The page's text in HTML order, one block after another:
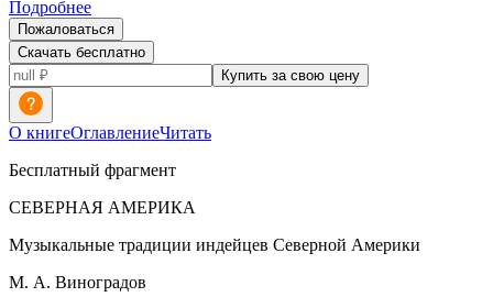
Подробнее
Пожаловаться
Скачать бесплатно
Купить за свою цену
О книгеОглавлениеЧитать
Бесплатный фрагмент
СЕВЕРНАЯ АМЕРИКА
Музыкальные традиции индейцев Северной Америки
М. А. Виноградов